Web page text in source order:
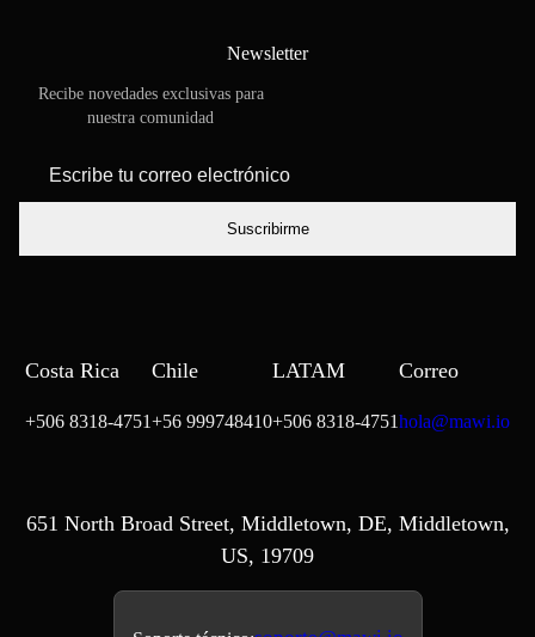
Newsletter
Recibe novedades exclusivas para
nuestra comunidad
correo
Costa Rica
+506 8318-4751
Chile
+56 999748410
LATAM
+506 8318-4751
Correo
hola@mawi.io
651 North Broad Street, Middletown, DE, Middletown,
US, 19709